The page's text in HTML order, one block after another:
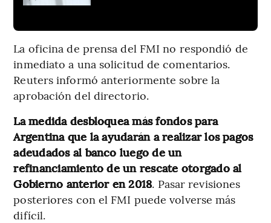
La oficina de prensa del FMI no respondió de
inmediato a una solicitud de comentarios.
Reuters informó anteriormente sobre la
aprobación del directorio.
La medida desbloquea más fondos para
Argentina que la ayudarán a realizar los pagos
adeudados al banco luego de un
refinanciamiento de un rescate otorgado al
Gobierno anterior en 2018. Pasar revisiones
posteriores con el FMI puede volverse más
difícil.